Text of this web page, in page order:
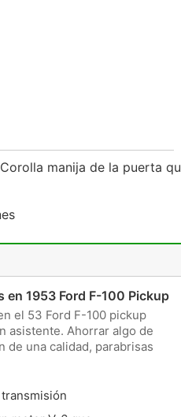
manija de la puerta
en 1953 Ford F-100 Pickup
el 53 Ford F-100 pickup
asistente. Ahorrar algo de
de una calidad, parabrisas
en la carretera, pero lo